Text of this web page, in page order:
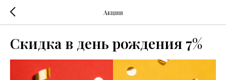
Акции
Скидка в день рождения 7%